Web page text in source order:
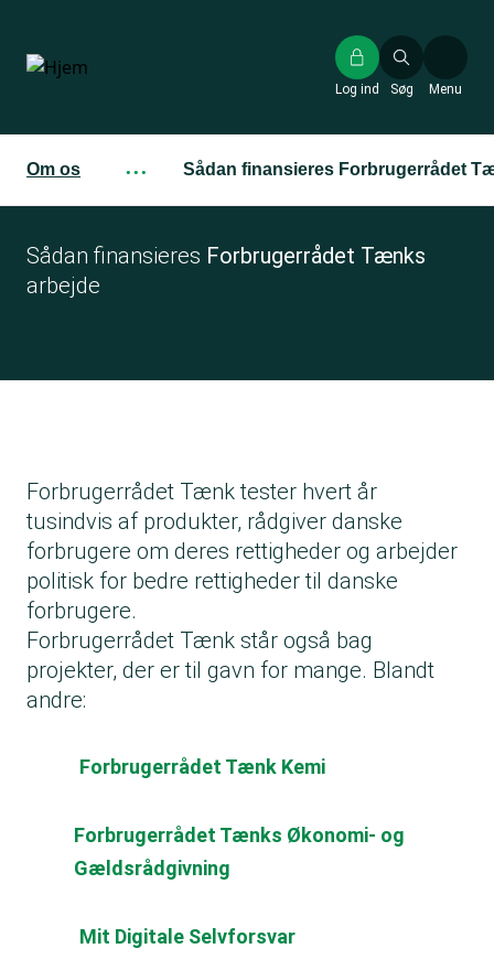
hovedindhold
Søg
Log ind Menu
Om os ··· Sådan finansieres Forbrugerrådet
Sådan finansieres Forbrugerrådet Tænks
arbejde
Forbrugerrådet Tænk tester hvert år
tusindvis af produkter, rådgiver danske
forbrugere om deres rettigheder og arbejder
politisk for bedre rettigheder til danske
forbrugere.
Forbrugerrådet Tænk står også bag
projekter, der er til gavn for mange. Blandt
andre:
Forbrugerrådet Tænk Kemi
Forbrugerrådet Tænks Økonomi- og
Gældsrådgivning
Mit Digitale Selvforsvar